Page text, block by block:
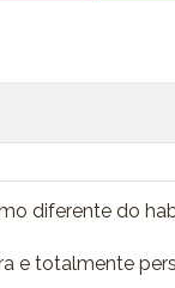
diferente do
e totalmente